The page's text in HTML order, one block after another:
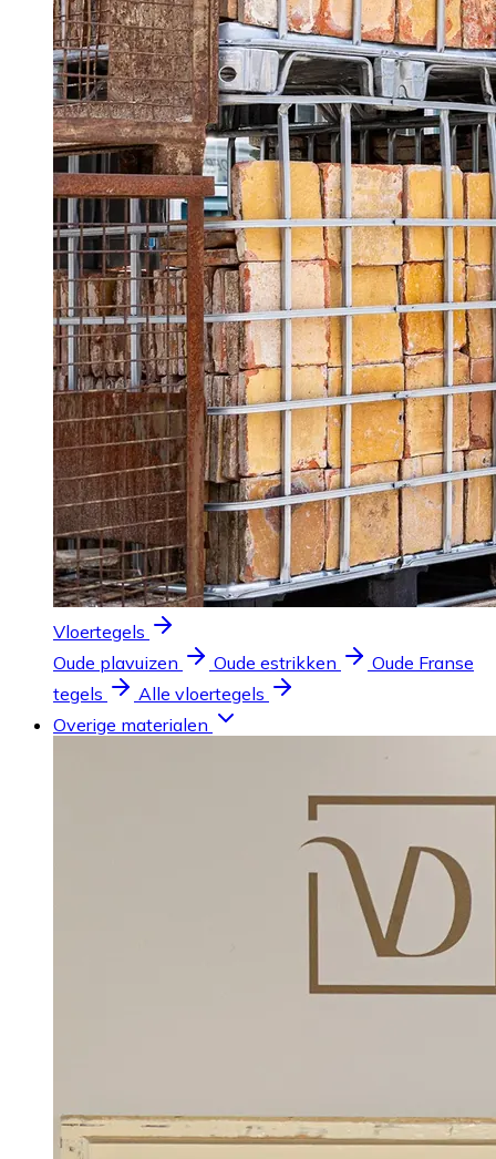
Vloertegels
Oude plavuizen
Oude estrikken
Oude Franse
tegels
Alle vloertegels
Overige materialen